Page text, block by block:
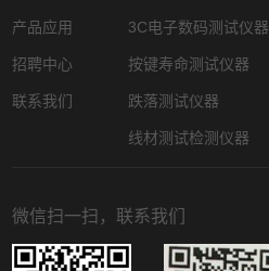
产品应用
招聘中心
联系我们
3C电子数码测试仪器
按键寿命测试仪器
跌落测试仪器
线材测试检测仪器
微信扫一扫，联系我们